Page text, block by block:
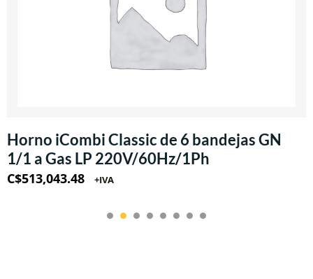
Horno iCombi Classic de 6 bandejas GN
1/1 a Gas LP 220V/60Hz/1Ph
C$513,043.48 +IVA